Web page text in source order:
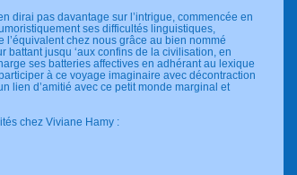
dirai pas davantage sur l’intrigue, commencée en
ses difficultés linguistiques,
chez nous grâce au bien nommé
battant jusqu ‘aux confins de la civilisation, en
ses batteries affectives en adhérant au lexique
à ce voyage imaginaire avec décontraction
lien d’amitié avec ce petit monde marginal et
chez Viviane Hamy :